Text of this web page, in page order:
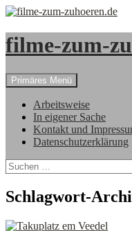
filme-zum-
Suchen
Primäres Menü
Inhalt
springen
Arbeitsweise
In eigener Sache
Kontakt und
Datenschutzerklärung
Suchen
nach:
Schlagwort-